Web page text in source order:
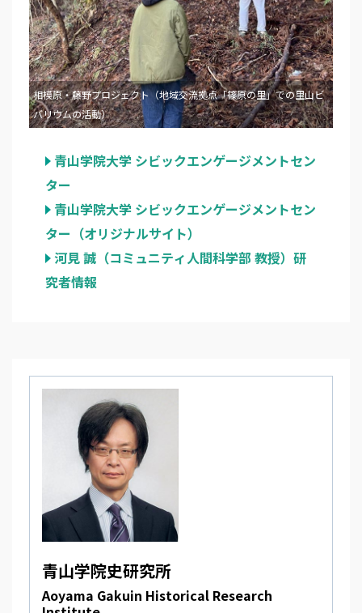
相模原・藤野プロジェクト（地域交流拠点「篠原の里」での里山ビ
バリウムの活動）
青山学院大学 シビックエンゲージメントセン
ター
青山学院大学 シビックエンゲージメントセン
ター（オリジナルサイト）
河見 誠（コミュニティ人間科学部 教授）研
究者情報
青山学院史研究所
Aoyama Gakuin Historical Research